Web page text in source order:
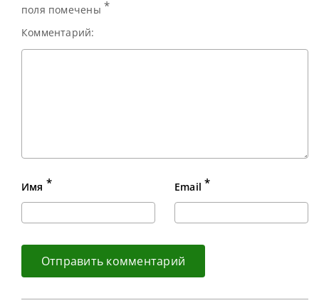
поля помечены *
Комментарий:
Имя * Email *